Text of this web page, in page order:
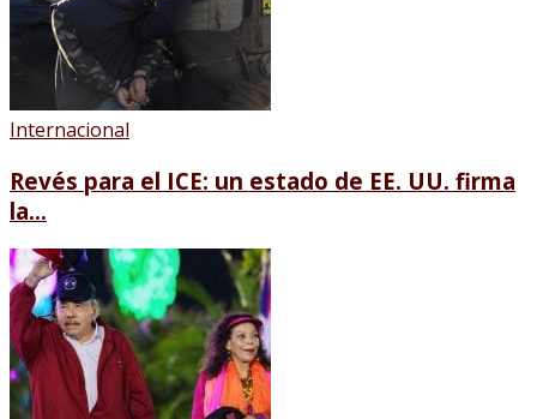
Internacional
Revés para el ICE: un estado de EE. UU. firma
la...